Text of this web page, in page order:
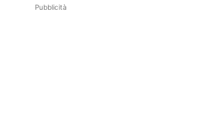
Pubblicità